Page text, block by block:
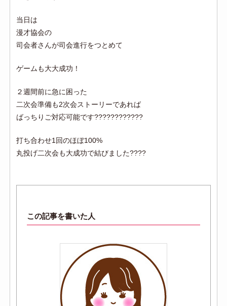
当日は
漫才協会の
司会者さんが司会進行をつとめて
ゲームも大大成功！
２週間前に急に困った
二次会準備も2次会ストーリーであれば
ばっちりご対応可能です????????????
打ち合わせ1回のほぼ100%
丸投げ二次会も大成功で結びました????
この記事を書いた人